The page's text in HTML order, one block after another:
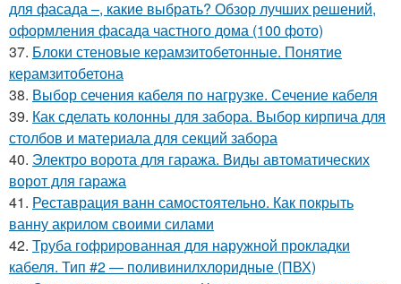
для фасада –, какие выбрать? Обзор лучших решений,
оформления фасада частного дома (100 фото)
37. Блоки стеновые керамзитобетонные. Понятие
керамзитобетона
38. Выбор сечения кабеля по нагрузке. Сечение кабеля
39. Как сделать колонны для забора. Выбор кирпича для
столбов и материала для секций забора
40. Электро ворота для гаража. Виды автоматических
ворот для гаража
41. Реставрация ванн самостоятельно. Как покрыть
ванну акрилом своими силами
42. Труба гофрированная для наружной прокладки
кабеля. Тип #2 — поливинилхлоридные (ПВХ)